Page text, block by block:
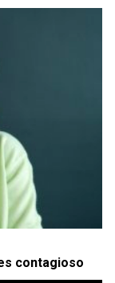
contagioso